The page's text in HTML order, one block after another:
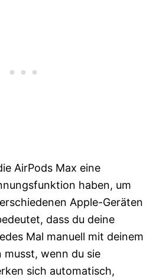
AirPods Max eine
haben, um
Apple-Geräten
dass du deine
Mal manuell mit deinem
musst, wenn du sie
sich automatisch,